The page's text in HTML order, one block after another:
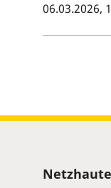
06.03.2026,